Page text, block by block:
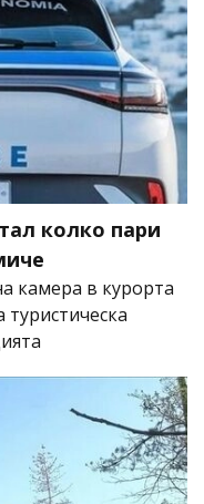
колко пари
камера в курорта
туристическа